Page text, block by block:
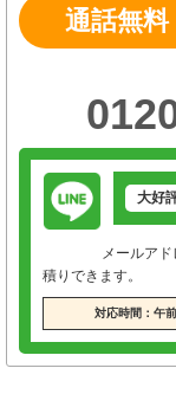
通話無料
大好
メールア
積りできます。
対応時間：午